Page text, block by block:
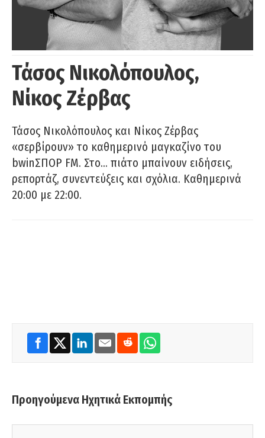
Τάσος Νικολόπουλος,
Νίκος Ζέρβας
Τάσος Νικολόπουλος και Νίκος Ζέρβας
«σερβίρουν» το καθημερινό μαγκαζίνο του
bwinΣΠΟΡ FM. Στο… πιάτο μπαίνουν ειδήσεις,
ρεπορτάζ, συνεντεύξεις και σχόλια. Καθημερινά
20:00 με 22:00.
Προηγούμενα Ηχητικά Εκπομπής